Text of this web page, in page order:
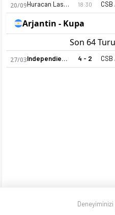
20/09 Huracan Las Heras 18:30
Arjantin - Kupa
Son 64 Turu
27/03 Independiente 4 - 2